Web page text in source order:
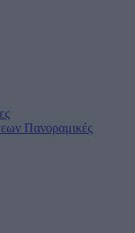
Πανοραμικές